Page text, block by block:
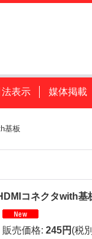
表示 媒体掲載
基板
コネクタwith基
販売価格: 245円 (税